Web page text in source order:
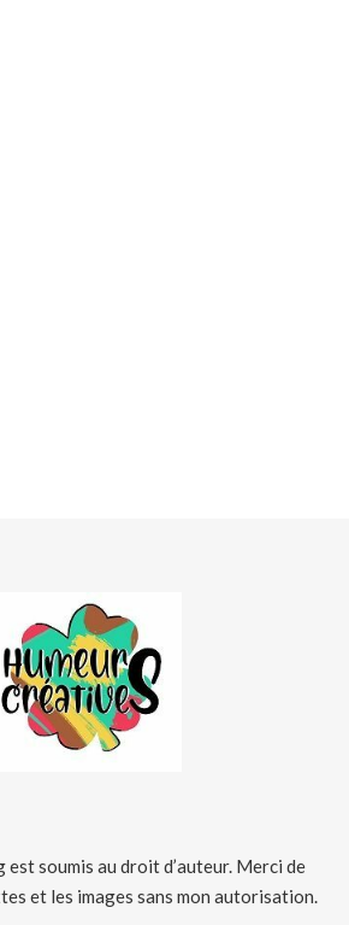
est soumis au droit d’auteur. Merci de
et les images sans mon autorisation.